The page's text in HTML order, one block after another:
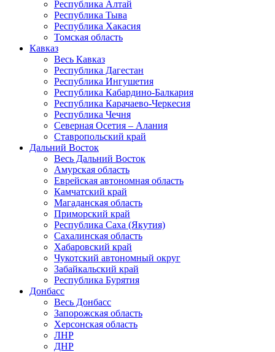
Республика Алтай
Республика Тыва
Республика Хакасия
Томская область
Кавказ
Весь Кавказ
Республика Дагестан
Республика Ингушетия
Республика Кабардино-Балкария
Республика Карачаево-Черкесия
Республика Чечня
Северная Осетия – Алания
Ставропольский край
Дальний Восток
Весь Дальний Восток
Амурская область
Еврейская автономная область
Камчатский край
Магаданская область
Приморский край
Республика Саха (Якутия)
Сахалинская область
Хабаровский край
Чукотский автономный округ
Забайкальский край
Республика Бурятия
Донбасс
Весь Донбасс
Запорожская область
Херсонская область
ЛНР
ДНР